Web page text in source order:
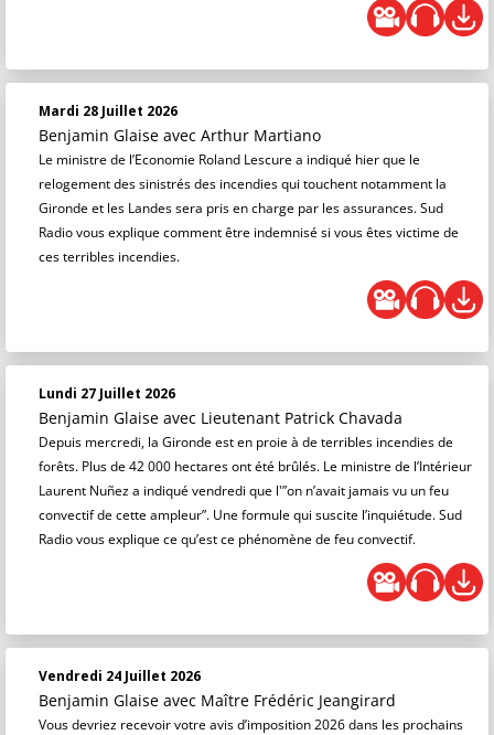
Mardi 28 Juillet 2026
Benjamin Glaise avec Arthur Martiano
Le ministre de l’Economie Roland Lescure a indiqué hier que le
relogement des sinistrés des incendies qui touchent notamment la
Gironde et les Landes sera pris en charge par les assurances. Sud
Radio vous explique comment être indemnisé si vous êtes victime de
ces terribles incendies.
Lundi 27 Juillet 2026
Benjamin Glaise avec Lieutenant Patrick Chavada
Depuis mercredi, la Gironde est en proie à de terribles incendies de
forêts. Plus de 42 000 hectares ont été brûlés. Le ministre de l’Intérieur
Laurent Nuñez a indiqué vendredi que l'”on n’avait jamais vu un feu
convectif de cette ampleur”. Une formule qui suscite l’inquiétude. Sud
Radio vous explique ce qu’est ce phénomène de feu convectif.
Vendredi 24 Juillet 2026
Benjamin Glaise avec Maître Frédéric Jeangirard
Vous devriez recevoir votre avis d’imposition 2026 dans les prochains